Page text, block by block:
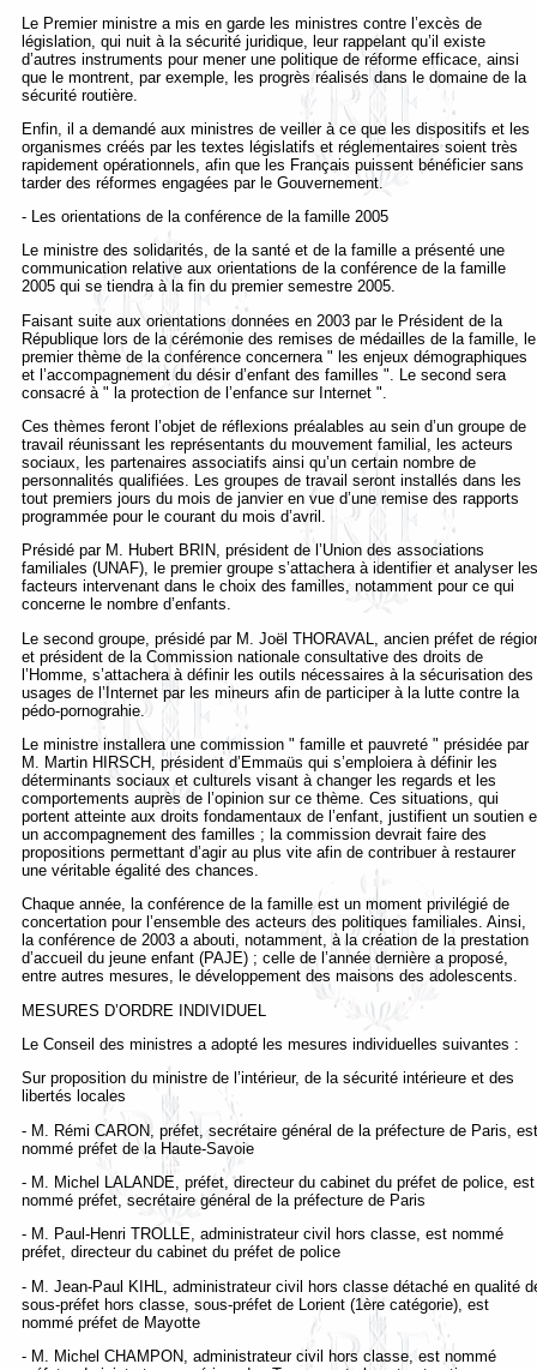
Le Premier ministre a mis en garde les ministres contre l’excès de
législation, qui nuit à la sécurité juridique, leur rappelant qu’il existe
d’autres instruments pour mener une politique de réforme efficace, ainsi
que le montrent, par exemple, les progrès réalisés dans le domaine de la
sécurité routière.
Enfin, il a demandé aux ministres de veiller à ce que les dispositifs et les
organismes créés par les textes législatifs et réglementaires soient très
rapidement opérationnels, afin que les Français puissent bénéficier sans
tarder des réformes engagées par le Gouvernement.
- Les orientations de la conférence de la famille 2005
Le ministre des solidarités, de la santé et de la famille a présenté une
communication relative aux orientations de la conférence de la famille
2005 qui se tiendra à la fin du premier semestre 2005.
Faisant suite aux orientations données en 2003 par le Président de la
République lors de la cérémonie des remises de médailles de la famille, le
premier thème de la conférence concernera " les enjeux démographiques
et l’accompagnement du désir d’enfant des familles ". Le second sera
consacré à " la protection de l’enfance sur Internet ".
Ces thèmes feront l’objet de réflexions préalables au sein d’un groupe de
travail réunissant les représentants du mouvement familial, les acteurs
sociaux, les partenaires associatifs ainsi qu’un certain nombre de
personnalités qualifiées. Les groupes de travail seront installés dans les
tout premiers jours du mois de janvier en vue d’une remise des rapports
programmée pour le courant du mois d’avril.
Présidé par M. Hubert BRIN, président de l’Union des associations
familiales (UNAF), le premier groupe s’attachera à identifier et analyser les
facteurs intervenant dans le choix des familles, notamment pour ce qui
concerne le nombre d’enfants.
Le second groupe, présidé par M. Joël THORAVAL, ancien préfet de
et président de la Commission nationale consultative des droits de
l’Homme, s’attachera à définir les outils nécessaires à la sécurisation des
usages de l’Internet par les mineurs afin de participer à la lutte contre la
pédo-pornograhie.
Le ministre installera une commission " famille et pauvreté " présidée par
M. Martin HIRSCH, président d’Emmaüs qui s’emploiera à définir les
déterminants sociaux et culturels visant à changer les regards et les
comportements auprès de l’opinion sur ce thème. Ces situations, qui
portent atteinte aux droits fondamentaux de l’enfant, justifient un soutien
un accompagnement des familles ; la commission devrait faire des
propositions permettant d’agir au plus vite afin de contribuer à restaurer
une véritable égalité des chances.
Chaque année, la conférence de la famille est un moment privilégié de
concertation pour l’ensemble des acteurs des politiques familiales. Ainsi,
la conférence de 2003 a abouti, notamment, à la création de la prestation
d’accueil du jeune enfant (PAJE) ; celle de l’année dernière a proposé,
entre autres mesures, le développement des maisons des adolescents.
MESURES D’ORDRE INDIVIDUEL
Le Conseil des ministres a adopté les mesures individuelles suivantes :
Sur proposition du ministre de l’intérieur, de la sécurité intérieure et des
libertés locales
- M. Rémi CARON, préfet, secrétaire général de la préfecture de Paris, est
nommé préfet de la Haute-Savoie
- M. Michel LALANDE, préfet, directeur du cabinet du préfet de police, est
nommé préfet, secrétaire général de la préfecture de Paris
- M. Paul-Henri TROLLE, administrateur civil hors classe, est nommé
préfet, directeur du cabinet du préfet de police
- M. Jean-Paul KIHL, administrateur civil hors classe détaché en qualité
sous-préfet hors classe, sous-préfet de Lorient (1ère catégorie), est
nommé préfet de Mayotte
- M. Michel CHAMPON, administrateur civil hors classe, est nommé